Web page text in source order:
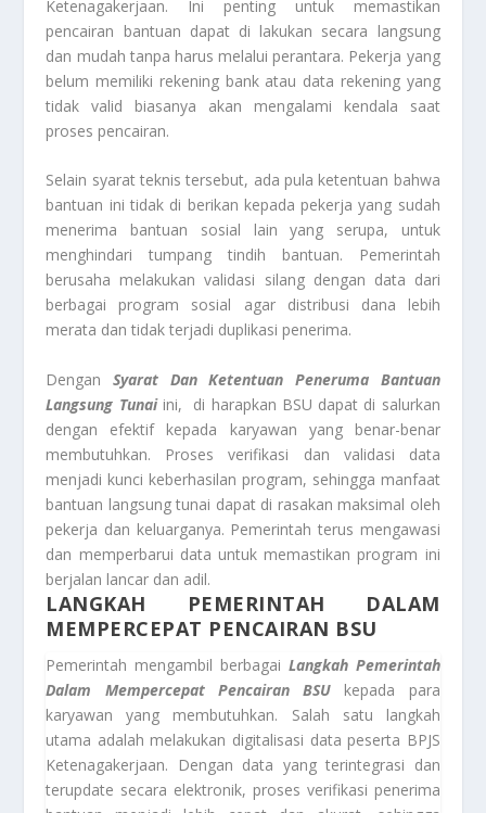
Ketenagakerjaan. Ini penting untuk memastikan
pencairan bantuan dapat di lakukan secara langsung
dan mudah tanpa harus melalui perantara. Pekerja yang
belum memiliki rekening bank atau data rekening yang
tidak valid biasanya akan mengalami kendala saat
proses pencairan.
Selain syarat teknis tersebut, ada pula ketentuan bahwa
bantuan ini tidak di berikan kepada pekerja yang sudah
menerima bantuan sosial lain yang serupa, untuk
menghindari tumpang tindih bantuan. Pemerintah
berusaha melakukan validasi silang dengan data dari
berbagai program sosial agar distribusi dana lebih
merata dan tidak terjadi duplikasi penerima.
DenganSyarat Dan Ketentuan Peneruma Bantuan
Langsung Tunai ini, di harapkan BSU dapat di salurkan
dengan efektif kepada karyawan yang benar-benar
membutuhkan. Proses verifikasi dan validasi data
menjadi kunci keberhasilan program, sehingga manfaat
bantuan langsung tunai dapat di rasakan maksimal oleh
pekerja dan keluarganya. Pemerintah terus mengawasi
dan memperbarui data untuk memastikan program ini
berjalan lancar dan adil.
LANGKAH PEMERINTAH DALAM
MEMPERCEPAT PENCAIRAN BSU
Pemerintah mengambil berbagai Langkah Pemerintah
Dalam Mempercepat Pencairan BSU kepada para
karyawan yang membutuhkan. Salah satu langkah
utama adalah melakukan digitalisasi data peserta BPJS
Ketenagakerjaan. Dengan data yang terintegrasi dan
terupdate secara elektronik, proses verifikasi penerima